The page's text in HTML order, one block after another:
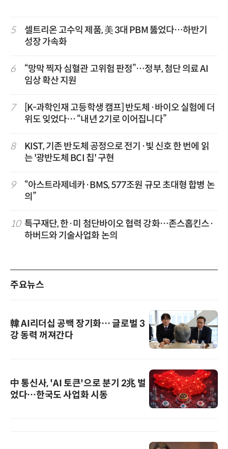
5
셀트리온 고수익 제품, 美 3대 PBM 뚫었다…하반기
성장 가속화
6
“망막 찍자 심혈관 고위험 판정”…정부, 첨단 의료 AI
임상 확산 지원
7
[K-과학인재 고등학생 캠프] 반도체·바이오 실험에 더
위도 잊었다… “내년 2기로 이어집니다”
8
KIST, 기존 반도체 공정으로 전기·빛 신호 한 번에 읽
는 '광반도체 BCI 칩' 구현
9
“아스트라제네카·BMS, 577조원 규모 초대형 합병 논
의”
10 특구재단, 한·미 첨단바이오 협력 강화…존스홉킨스·
하버드와 기술사업화 논의
주요뉴스
韓 AI리더십 공백 장기화… 글로벌 3
강 동력 꺼져간다
中 통신사, 'AI 토큰'으로 분기 2兆 벌
었다…한국도 사업화 시동